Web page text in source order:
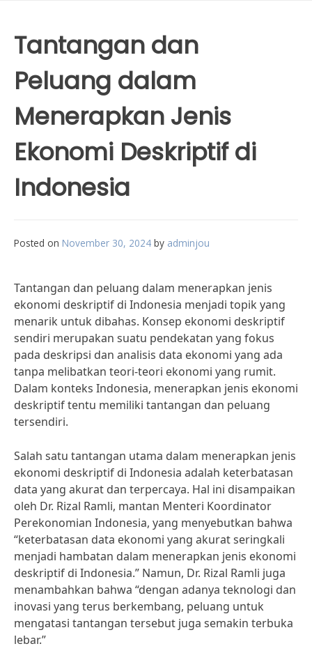
Tantangan dan
Peluang dalam
Menerapkan Jenis
Ekonomi Deskriptif di
Indonesia
Posted on November 30, 2024 by adminjou
Tantangan dan peluang dalam menerapkan jenis
ekonomi deskriptif di Indonesia menjadi topik yang
menarik untuk dibahas. Konsep ekonomi deskriptif
sendiri merupakan suatu pendekatan yang fokus
pada deskripsi dan analisis data ekonomi yang ada
tanpa melibatkan teori-teori ekonomi yang rumit.
Dalam konteks Indonesia, menerapkan jenis ekonomi
deskriptif tentu memiliki tantangan dan peluang
tersendiri.
Salah satu tantangan utama dalam menerapkan jenis
ekonomi deskriptif di Indonesia adalah keterbatasan
data yang akurat dan terpercaya. Hal ini disampaikan
oleh Dr. Rizal Ramli, mantan Menteri Koordinator
Perekonomian Indonesia, yang menyebutkan bahwa
“keterbatasan data ekonomi yang akurat seringkali
menjadi hambatan dalam menerapkan jenis ekonomi
deskriptif di Indonesia.” Namun, Dr. Rizal Ramli juga
menambahkan bahwa “dengan adanya teknologi dan
inovasi yang terus berkembang, peluang untuk
mengatasi tantangan tersebut juga semakin terbuka
lebar.”